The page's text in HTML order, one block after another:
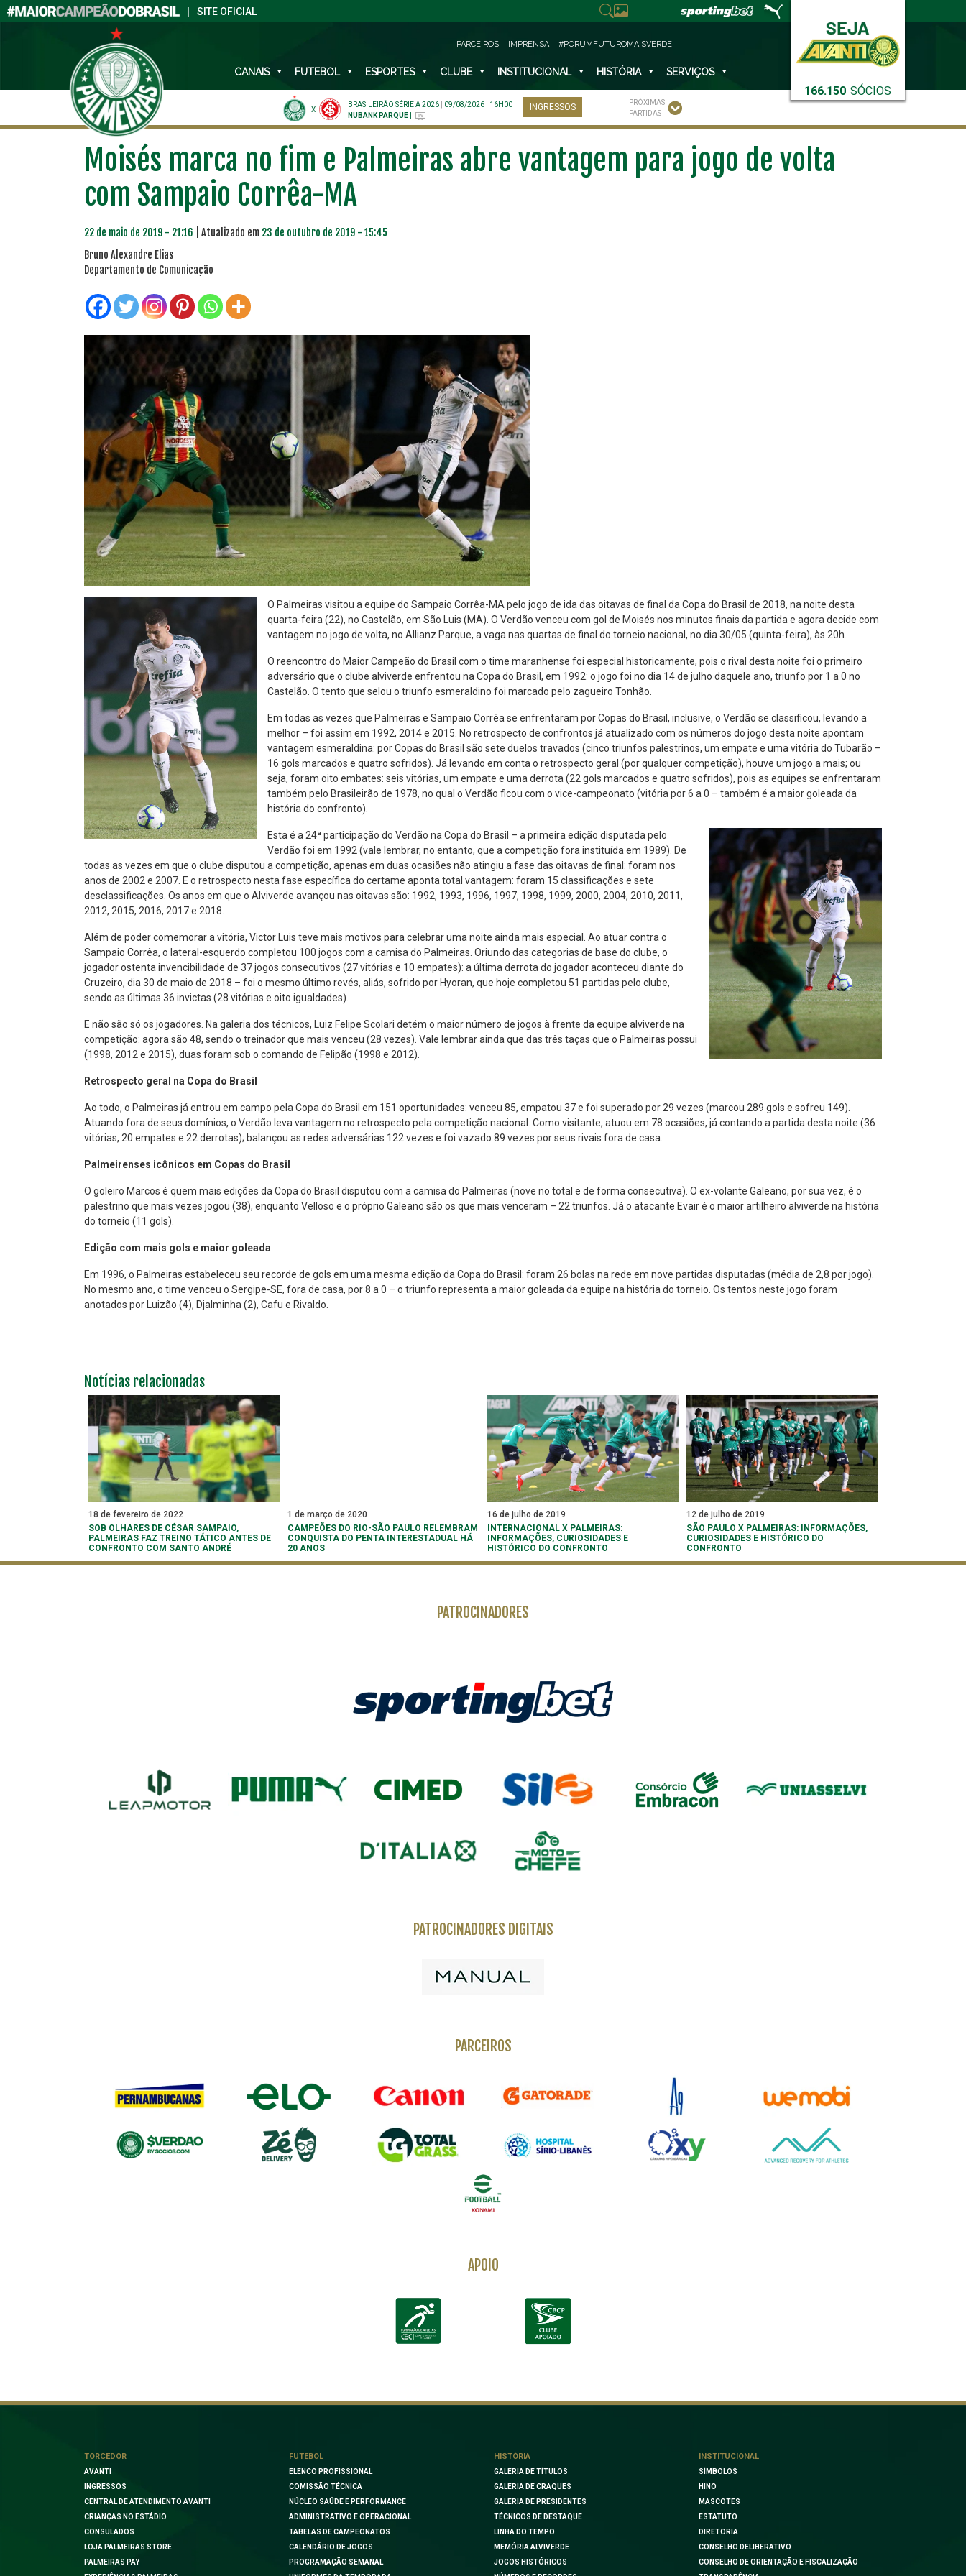
SITE OFICIAL
166.150 SÓCIOS
PARCEIROS IMPRENSA #PORUMFUTUROMAISVERDE
CANAIS FUTEBOL ESPORTES CLUBE INSTITUCIONAL HISTÓRIA SERVIÇOS
X
BRASILEIRÃO SÉRIE A 2026 09/08/2026
16H00
NUBANK PARQUE
INGRESSOS
PRÓXIMAS
PARTIDAS
Moisés marca no fim e Palmeiras abre vantagem para jogo de volta
com Sampaio Corrêa-MA
22 de maio de 2019 - 21:16 | Atualizado em 23 de outubro de 2019 - 15:45
Bruno Alexandre Elias
Departamento de Comunicação
O Palmeiras visitou a equipe do Sampaio Corrêa-MA pelo jogo de ida das oitavas de final da Copa do Brasil de 2018, na noite desta
quarta-feira (22), no Castelão, em São Luis (MA). O Verdão venceu com gol de Moisés nos minutos finais da partida e agora decide com
vantagem no jogo de volta, no Allianz Parque, a vaga nas quartas de final do torneio nacional, no dia 30/05 (quinta-feira), às 20h.
O reencontro do Maior Campeão do Brasil com o time maranhense foi especial historicamente, pois o rival desta noite foi o primeiro
adversário que o clube alviverde enfrentou na Copa do Brasil, em 1992: o jogo foi no dia 14 de julho daquele ano, triunfo por 1 a 0 no
Castelão. O tento que selou o triunfo esmeraldino foi marcado pelo zagueiro Tonhão.
Em todas as vezes que Palmeiras e Sampaio Corrêa se enfrentaram por Copas do Brasil, inclusive, o Verdão se classificou, levando a
melhor – foi assim em 1992, 2014 e 2015. No retrospecto de confrontos já atualizado com os números do jogo desta noite apontam
vantagem esmeraldina: por Copas do Brasil são sete duelos travados (cinco triunfos palestrinos, um empate e uma vitória do Tubarão –
16 gols marcados e quatro sofridos). Já levando em conta o retrospecto geral (por qualquer competição), houve um jogo a mais; ou
seja, foram oito embates: seis vitórias, um empate e uma derrota (22 gols marcados e quatro sofridos), pois as equipes se enfrentaram
também pelo Brasileirão de 1978, no qual o Verdão ficou com o vice-campeonato (vitória por 6 a 0 – também é a maior goleada da
história do confronto).
Esta é a 24ª participação do Verdão na Copa do Brasil – a primeira edição disputada pelo
Verdão foi em 1992 (vale lembrar, no entanto, que a competição fora instituída em 1989). De
todas as vezes em que o clube disputou a competição, apenas em duas ocasiões não atingiu a fase das oitavas de final: foram nos
anos de 2002 e 2007. E o retrospecto nesta fase específica do certame aponta total vantagem: foram 15 classificações e sete
desclassificações. Os anos em que o Alviverde avançou nas oitavas são: 1992, 1993, 1996, 1997, 1998, 1999, 2000, 2004, 2010, 2011,
2012, 2015, 2016, 2017 e 2018.
Além de poder comemorar a vitória, Victor Luis teve mais motivos para celebrar uma noite ainda mais especial. Ao atuar contra o
Sampaio Corrêa, o lateral-esquerdo completou 100 jogos com a camisa do Palmeiras. Oriundo das categorias de base do clube, o
jogador ostenta invencibilidade de 37 jogos consecutivos (27 vitórias e 10 empates): a última derrota do jogador aconteceu diante do
Cruzeiro, dia 30 de maio de 2018 – foi o mesmo último revés, aliás, sofrido por Hyoran, que hoje completou 51 partidas pelo clube,
sendo as últimas 36 invictas (28 vitórias e oito igualdades).
E não são só os jogadores. Na galeria dos técnicos, Luiz Felipe Scolari detém o maior número de jogos à frente da equipe alviverde na
competição: agora são 48, sendo o treinador que mais venceu (28 vezes). Vale lembrar ainda que das três taças que o Palmeiras possui
(1998, 2012 e 2015), duas foram sob o comando de Felipão (1998 e 2012).
Retrospecto geral na Copa do Brasil
Ao todo, o Palmeiras já entrou em campo pela Copa do Brasil em 151 oportunidades: venceu 85, empatou 37 e foi superado por 29 vezes (marcou 289 gols e sofreu 149).
Atuando fora de seus domínios, o Verdão leva vantagem no retrospecto pela competição nacional. Como visitante, atuou em 78 ocasiões, já contando a partida desta noite (36
vitórias, 20 empates e 22 derrotas); balançou as redes adversárias 122 vezes e foi vazado 89 vezes por seus rivais fora de casa.
Palmeirenses icônicos em Copas do Brasil
O goleiro Marcos é quem mais edições da Copa do Brasil disputou com a camisa do Palmeiras (nove no total e de forma consecutiva). O ex-volante Galeano, por sua vez, é o
palestrino que mais vezes jogou (38), enquanto Velloso e o próprio Galeano são os que mais venceram – 22 triunfos. Já o atacante Evair é o maior artilheiro alviverde na história
do torneio (11 gols).
Edição com mais gols e maior goleada
Em 1996, o Palmeiras estabeleceu seu recorde de gols em uma mesma edição da Copa do Brasil: foram 26 bolas na rede em nove partidas disputadas (média de 2,8 por jogo).
No mesmo ano, o time venceu o Sergipe-SE, fora de casa, por 8 a 0 – o triunfo representa a maior goleada da equipe na história do torneio. Os tentos neste jogo foram
anotados por Luizão (4), Djalminha (2), Cafu e Rivaldo.
Notícias relacionadas
18 de fevereiro de 2022
SOB OLHARES DE CÉSAR SAMPAIO,
PALMEIRAS FAZ TREINO TÁTICO ANTES DE
CONFRONTO COM SANTO ANDRÉ
1 de março de 2020
CAMPEÕES DO RIO-SÃO PAULO RELEMBRAM
CONQUISTA DO PENTA INTERESTADUAL HÁ
20 ANOS
16 de julho de 2019
INTERNACIONAL X PALMEIRAS:
INFORMAÇÕES, CURIOSIDADES E
HISTÓRICO DO CONFRONTO
12 de julho de 2019
SÃO PAULO X PALMEIRAS: INFORMAÇÕES,
CURIOSIDADES E HISTÓRICO DO
CONFRONTO
PATROCINADORES
PATROCINADORES DIGITAIS
PARCEIROS
APOIO
TORCEDOR
AVANTI
INGRESSOS
CENTRAL DE ATENDIMENTO AVANTI
CRIANÇAS NO ESTÁDIO
CONSULADOS
LOJA PALMEIRAS STORE
PALMEIRAS PAY
FUTEBOL
ELENCO PROFISSIONAL
COMISSÃO TÉCNICA
NÚCLEO SAÚDE E PERFORMANCE
ADMINISTRATIVO E OPERACIONAL
TABELAS DE CAMPEONATOS
CALENDÁRIO DE JOGOS
PROGRAMAÇÃO SEMANAL
HISTÓRIA
GALERIA DE TÍTULOS
GALERIA DE CRAQUES
GALERIA DE PRESIDENTES
TÉCNICOS DE DESTAQUE
LINHA DO TEMPO
MEMÓRIA ALVIVERDE
JOGOS HISTÓRICOS
INSTITUCIONAL
SÍMBOLOS
HINO
MASCOTES
ESTATUTO
DIRETORIA
CONSELHO DELIBERATIVO
CONSELHO DE ORIENTAÇÃO E FISCALIZAÇÃO